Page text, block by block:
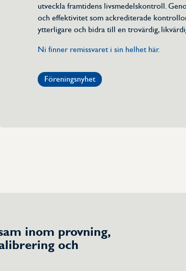
utveckla framtidens livsmedelskontroll.
och effektivitet som ackrediterade
ytterligare och bidra till en trovärdig,
Ni finner remissvaret i sin helhet här.
Föreningsnyhet
inom provning,
och